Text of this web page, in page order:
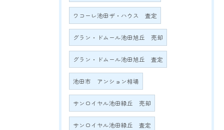
ワコーレ池田ザ・ハウス 査定
グラン・ドムール池田旭丘 売却
グラン・ドムール池田旭丘 査定
池田市 アンション相場
サンロイヤル池田緑丘 売却
サンロイヤル池田緑丘 査定